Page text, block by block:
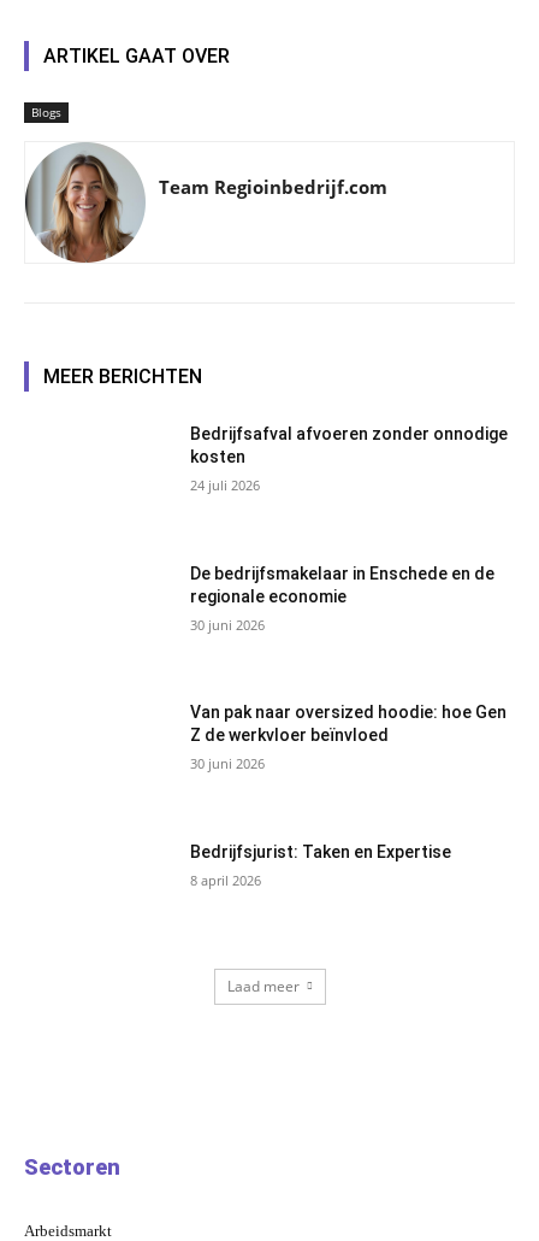
ARTIKEL GAAT OVER
Blogs
Team Regioinbedrijf.com
MEER BERICHTEN
Bedrijfsafval afvoeren zonder onnodige
kosten
24 juli 2026
De bedrijfsmakelaar in Enschede en de
regionale economie
30 juni 2026
Van pak naar oversized hoodie: hoe Gen
Z de werkvloer beïnvloed
30 juni 2026
Bedrijfsjurist: Taken en Expertise
8 april 2026
Laad meer
Sectoren
Arbeidsmarkt